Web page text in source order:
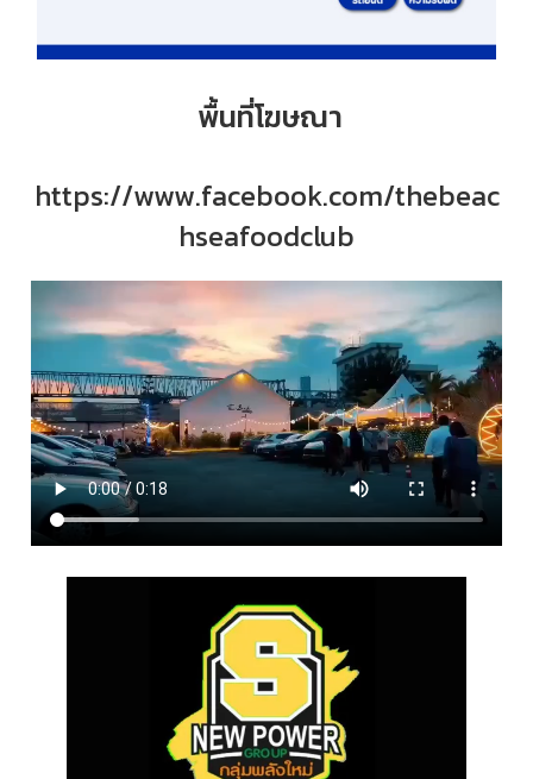
พื้นที่โฆษณา
https://www.facebook.com/thebeac
hseafoodclub